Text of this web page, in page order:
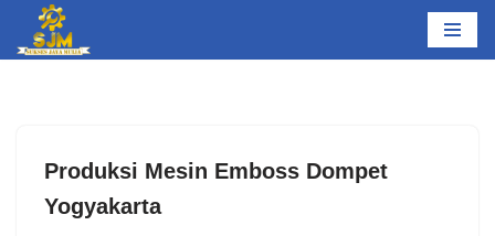
Lompat
Produksi Mesin Emboss Dompet
Yogyakarta